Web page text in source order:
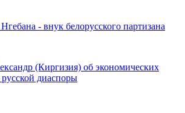
- внук белорусского партизана
(Киргизия) об экономических
русской диаспоры